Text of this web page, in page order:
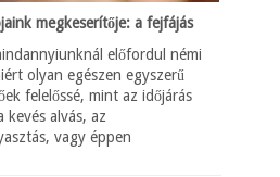
megkeserítője: a fejfájás
előfordul némi
olyan egészen egyszerű
felelőssé, mint az időjárás
kevés alvás, az
vagy éppen